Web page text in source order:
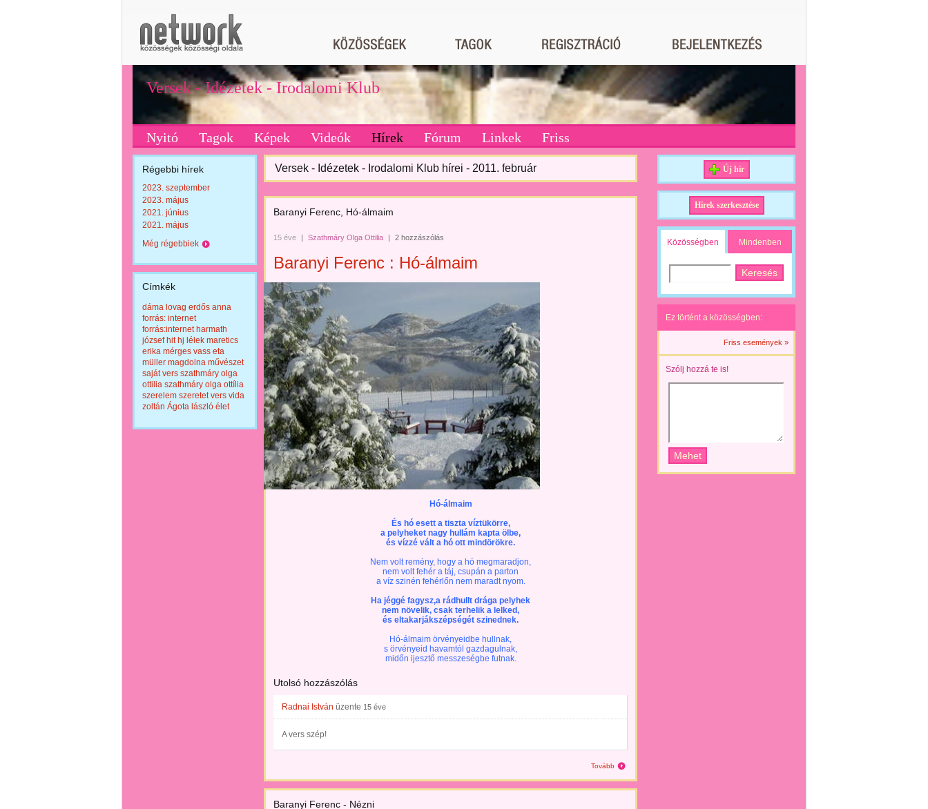
Versek - Idézetek - Irodalomi Klub
Nyitó Tagok Képek Videók Hírek Fórum Linkek Friss
Régebbi hírek
2023. szeptember
2023. május
2021. június
2021. május
Még régebbiek
Címkék
dáma lovag erdős anna
forrás: internet
forrás:internet harmath
józsef hit hj lélek maretics
erika mérges vass eta
müller magdolna művészet
saját vers szathmáry olga
ottilia szathmáry olga ottília
szerelem szeretet vers vida
zoltán Ágota lászló élet
Versek - Idézetek - Irodalomi Klub hírei - 2011. február
Baranyi Ferenc, Hó-álmaim
15 éve | Szathmáry Olga Ottilia | 2 hozzászólás
Baranyi Ferenc : Hó-álmaim
Hó-álmaim
És hó esett a tiszta víztükörre,
a pelyheket nagy hullám kapta ölbe,
és vízzé vált a hó ott mindörökre.
Nem volt remény, hogy a hó megmaradjon,
nem volt fehér a táj, csupán a parton
a víz szinén fehérlőn nem maradt nyom.
Ha jéggé fagysz,a rádhullt drága pelyhek
nem növelik, csak terhelik a lelked,
és eltakarjákszépségét szinednek.
Hó-álmaim örvényeidbe hullnak,
s örvényeid havamtól gazdagulnak,
midőn ijesztő messzeségbe futnak.
Utolsó hozzászólás
Radnai István üzente 15 éve
A vers szép!
Tovább
Baranyi Ferenc - Nézni
Új hír
Hírek szerkesztése
Közösségben Mindenben
Ez történt a közösségben:
Friss események »
Szólj hozzá te is!